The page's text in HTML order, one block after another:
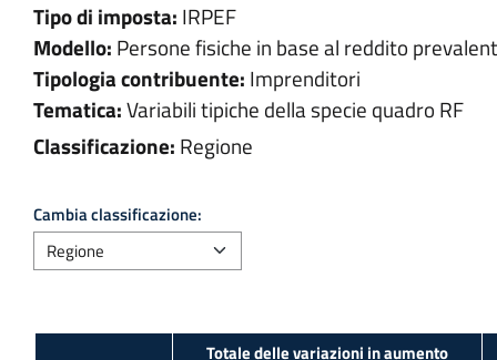
Tipo di imposta: IRPEF
Modello: Persone fisiche in base al reddito
Tipologia contribuente: Imprenditori
Tematica:Variabili tipiche della specie quadro RF
Classificazione: Regione
Cambia classificazione: